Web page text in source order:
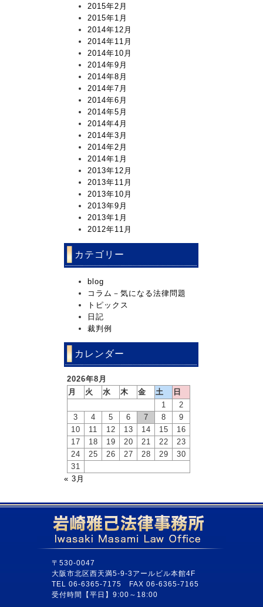
2015年2月
2015年1月
2014年12月
2014年11月
2014年10月
2014年9月
2014年8月
2014年7月
2014年6月
2014年5月
2014年4月
2014年3月
2014年2月
2014年1月
2013年12月
2013年11月
2013年10月
2013年9月
2013年1月
2012年11月
カテゴリー
blog
コラム－気になる法律問題
トピックス
日記
裁判例
カレンダー
2026年8月
月
火 水 木 金 土
日
1
2
3
4 5 6 7 8
9
10
11 12 13 14 15
16
17
18 19 20 21 22
23
24
25 26 27 28 29
30
31
« 3月
〒530-0047
大阪市北区西天満5-9-3アールビル本館4F
TEL 06-6365-7175 FAX 06-6365-7165
受付時間【平日】9:00～18:00